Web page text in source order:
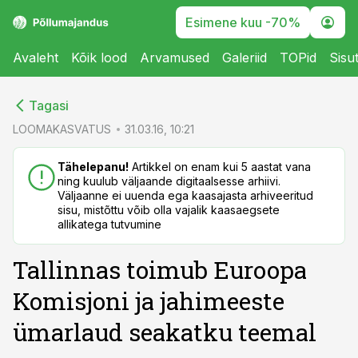
Esimene kuu -70%
Avaleht Kõik lood Arvamused Galeriid TOPid
Tagasi
LOOMAKASVATUS 31.03.16, 10:21
Tähelepanu! Artikkel on enam kui 5 aastat vana
ning kuulub väljaande digitaalsesse arhiivi.
Väljaanne ei uuenda ega kaasajasta arhiveeritud
sisu, mistõttu võib olla vajalik kaasaegsete
allikatega tutvumine
Tallinnas toimub Euroopa
Komisjoni ja jahimeeste
ümarlaud seakatku teemal